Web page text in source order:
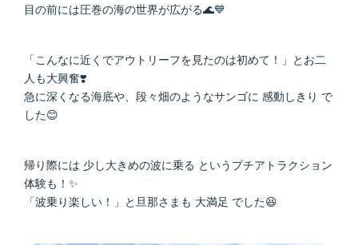
目の前には圧巻の海の世界が広がる🌊💙
「こんなに近くでアウトリーフを見たのは初めて！」とお二
人も大興奮❣️
急に深くなる海底や、段々畑のようなサンゴに 感動しきり で
した😊
帰り際には 少し大きめの波に乗る というプチアトラクション
体験も！✨
「波乗り楽しい！」と旦那さまも 大満足 でした😆